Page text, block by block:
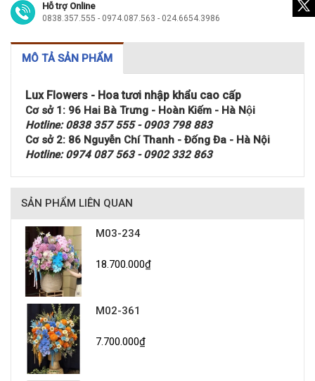
Hỗ trợ Online
0838.357.555 - 0974.087.563 - 024.6654.3986
MÔ TẢ SẢN PHẨM
Lux Flowers - Hoa tươi nhập khẩu cao cấp
Cơ sở 1: 96 Hai Bà Trưng - Hoàn Kiếm - Hà Nội
Hotline: 0838 357 555 - 0903 798 883
Cơ sở 2: 86 Nguyễn Chí Thanh - Đống Đa - Hà Nội
Hotline: 0974 087 563 - 0902 332 863
SẢN PHẨM LIÊN QUAN
M03-234
18.700.000₫
M02-361
7.700.000₫